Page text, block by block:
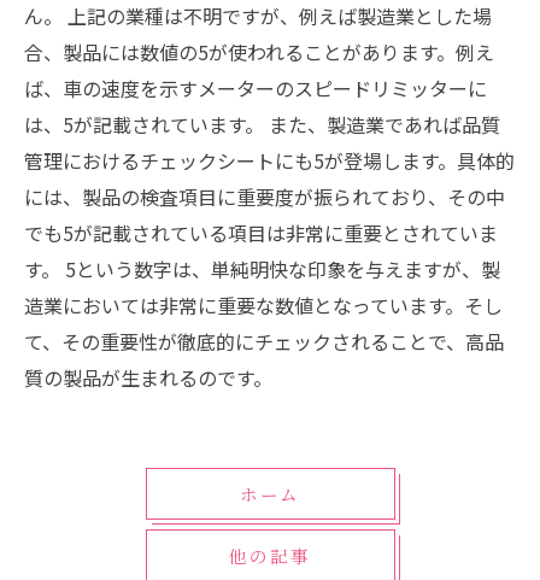
ん。 上記の業種は不明ですが、例えば製造業とした場
合、製品には数値の5が使われることがあります。例え
ば、車の速度を示すメーターのスピードリミッターに
は、5が記載されています。 また、製造業であれば品質
管理におけるチェックシートにも5が登場します。具体的
には、製品の検査項目に重要度が振られており、その中
でも5が記載されている項目は非常に重要とされていま
す。 5という数字は、単純明快な印象を与えますが、製
造業においては非常に重要な数値となっています。そし
て、その重要性が徹底的にチェックされることで、高品
質の製品が生まれるのです。
ホーム
他の記事